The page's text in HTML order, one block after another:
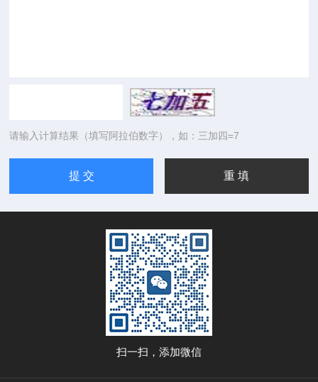
请输入计算结果（填写阿拉伯数字），如：三加四=7
扫一扫，添加微信